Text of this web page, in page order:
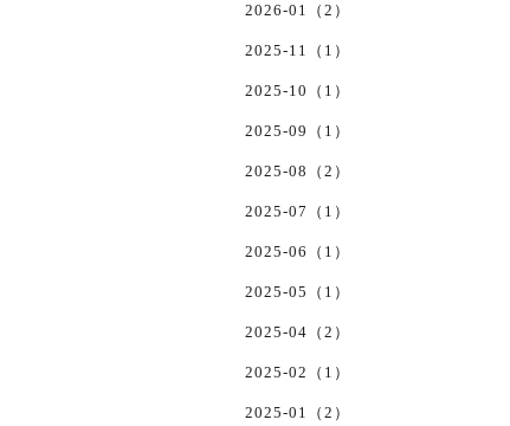
2026-01（2）
2025-11（1）
2025-10（1）
2025-09（1）
2025-08（2）
2025-07（1）
2025-06（1）
2025-05（1）
2025-04（2）
2025-02（1）
2025-01（2）